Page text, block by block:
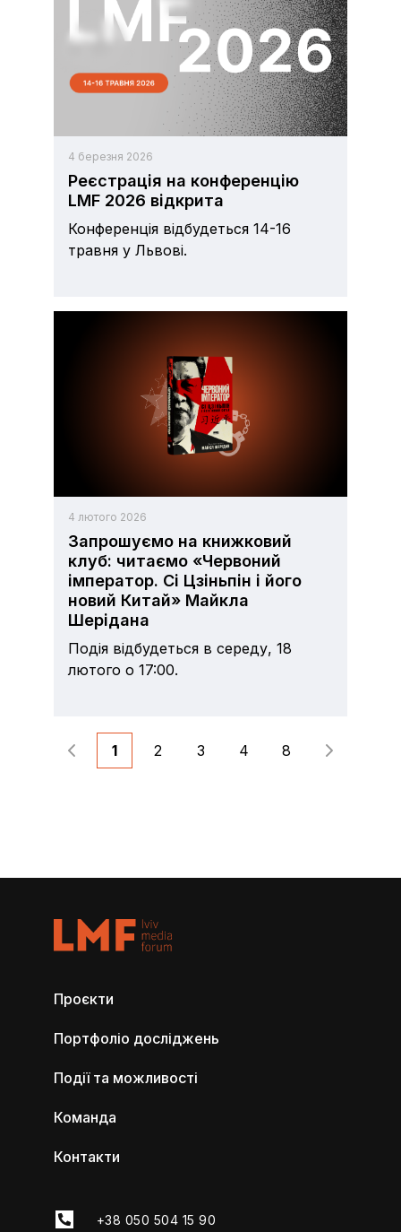
4 березня 2026
Реєстрація на конференцію
LMF 2026 відкрита
Конференція відбудеться 14-16
травня у Львові.
4 лютого 2026
Запрошуємо на книжковий
клуб: читаємо «Червоний
імператор. Сі Цзіньпін і його
новий Китай» Майкла
Шерідана
Подія відбудеться в середу, 18
лютого о 17:00.
1 2 3 4 8
Проєкти
Портфоліо досліджень
Події та можливості
Команда
Контакти
+38 050 504 15 90